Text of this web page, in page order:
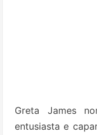
Greta James
entusiasta e